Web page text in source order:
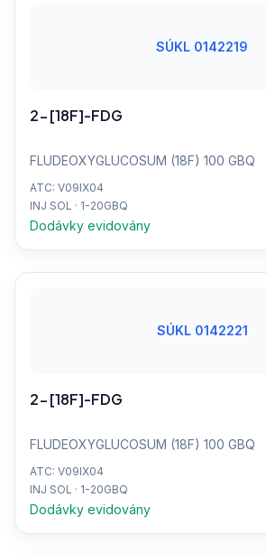
SÚKL 0142219
2-[18F]-FDG
FLUDEOXYGLUCOSUM (18F) 100 GBQ
ATC: V09IX04
INJ SOL · 1-20GBQ
Dodávky evidovány
SÚKL 0142221
2-[18F]-FDG
FLUDEOXYGLUCOSUM (18F) 100 GBQ
ATC: V09IX04
INJ SOL · 1-20GBQ
Dodávky evidovány